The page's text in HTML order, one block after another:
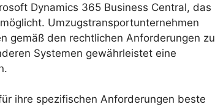
Dynamics 365 Business Central, das
Umzugstransportunternehmen
gemäß den rechtlichen Anforderungen zu
Systemen gewährleistet eine
ihre spezifischen Anforderungen beste